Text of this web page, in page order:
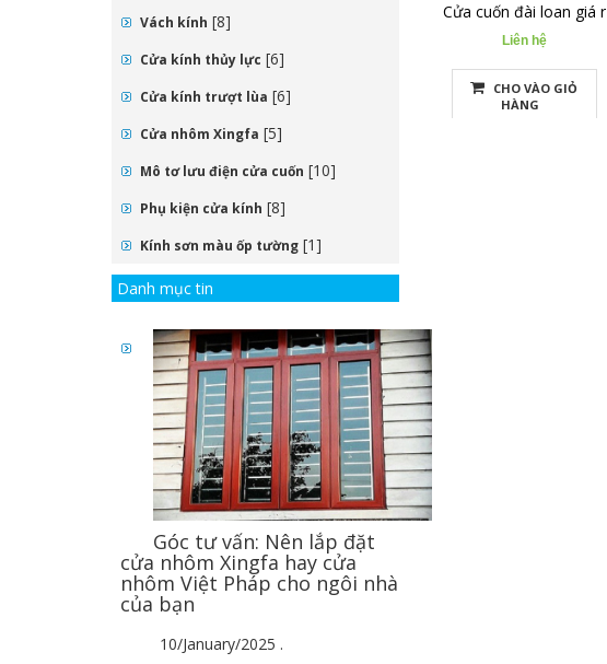
Vách kính [8]
Cửa kính thủy lực [6]
Cửa kính trượt lùa [6]
Cửa nhôm Xingfa [5]
Mô tơ lưu điện cửa cuốn [10]
Phụ kiện cửa kính [8]
Kính sơn màu ốp tường [1]
Danh mục tin
Góc tư vấn: Nên lắp đặt
cửa nhôm Xingfa hay cửa
nhôm Việt Pháp cho ngôi nhà
của bạn
10/January/2025 .
Cửa cuốn đài loan giá rẻ
Liên hệ
CHO VÀO GIỎ
HÀNG